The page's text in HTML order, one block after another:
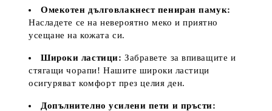
Омекотен дълговлакнест пениран памук:
Насладете се на невероятно меко и приятно
усещане на кожата си.
Широки ластици: Забравете за впиващите и
стягащи чорапи! Нашите широки ластици
осигуряват комфорт през целия ден.
Допълнително усилени пети и пръсти: